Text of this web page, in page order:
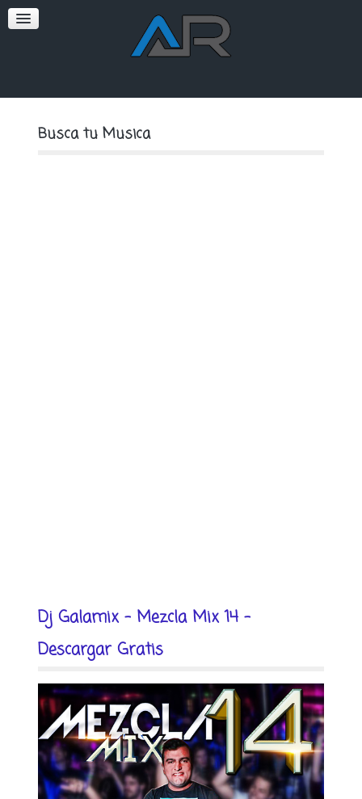
SOFT
Busca tu Musica
Dj Galamix - Mezcla Mix 14 -
Descargar Gratis